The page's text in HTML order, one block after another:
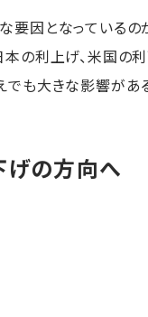
要因となっている
本の利上げ、米国の
でも大きな影響があ
の方向へ